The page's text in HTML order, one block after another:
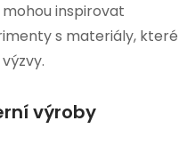
inspirovat
s materiály, které
výroby